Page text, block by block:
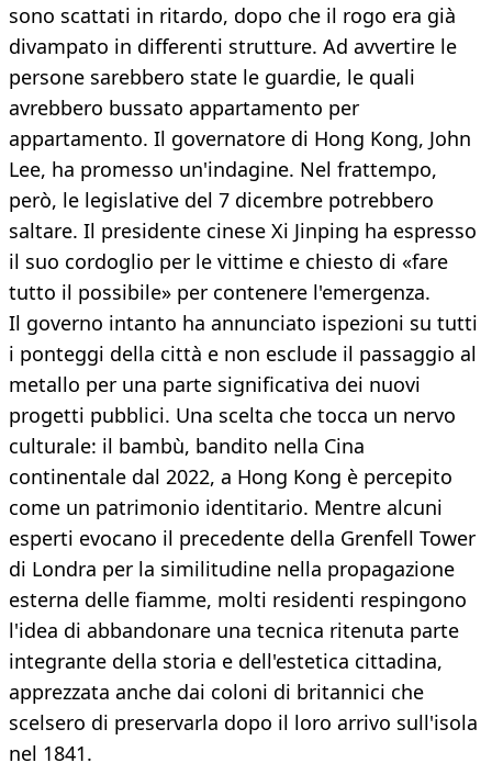
sono scattati in ritardo, dopo che il rogo era già
divampato in differenti strutture. Ad avvertire le
persone sarebbero state le guardie, le quali
avrebbero bussato appartamento per
appartamento. Il governatore di Hong Kong, John
Lee, ha promesso un'indagine. Nel frattempo,
però, le legislative del 7 dicembre potrebbero
saltare. Il presidente cinese Xi Jinping ha espresso
il suo cordoglio per le vittime e chiesto di «fare
tutto il possibile» per contenere l'emergenza.
Il governo intanto ha annunciato ispezioni su tutti
i ponteggi della città e non esclude il passaggio al
metallo per una parte significativa dei nuovi
progetti pubblici. Una scelta che tocca un nervo
culturale: il bambù, bandito nella Cina
continentale dal 2022, a Hong Kong è percepito
come un patrimonio identitario. Mentre alcuni
esperti evocano il precedente della Grenfell Tower
di Londra per la similitudine nella propagazione
esterna delle fiamme, molti residenti respingono
l'idea di abbandonare una tecnica ritenuta parte
integrante della storia e dell'estetica cittadina,
apprezzata anche dai coloni di britannici che
scelsero di preservarla dopo il loro arrivo sull'isola
nel 1841.